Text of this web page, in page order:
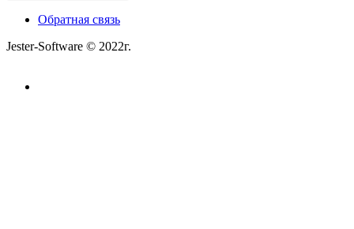
Обратная связь
Jester-Software © 2022г.